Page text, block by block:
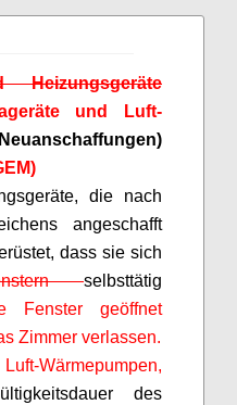
und Luft-
die nach
angeschafft
dass sie sich
selbsttätig
Fenster geöffnet
Zimmer verlassen.
Wärmepumpen,
des